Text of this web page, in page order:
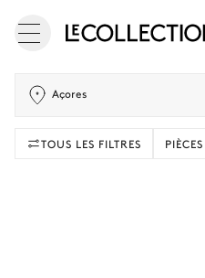
Açores
TOUS LES FILTRES PIÈCES